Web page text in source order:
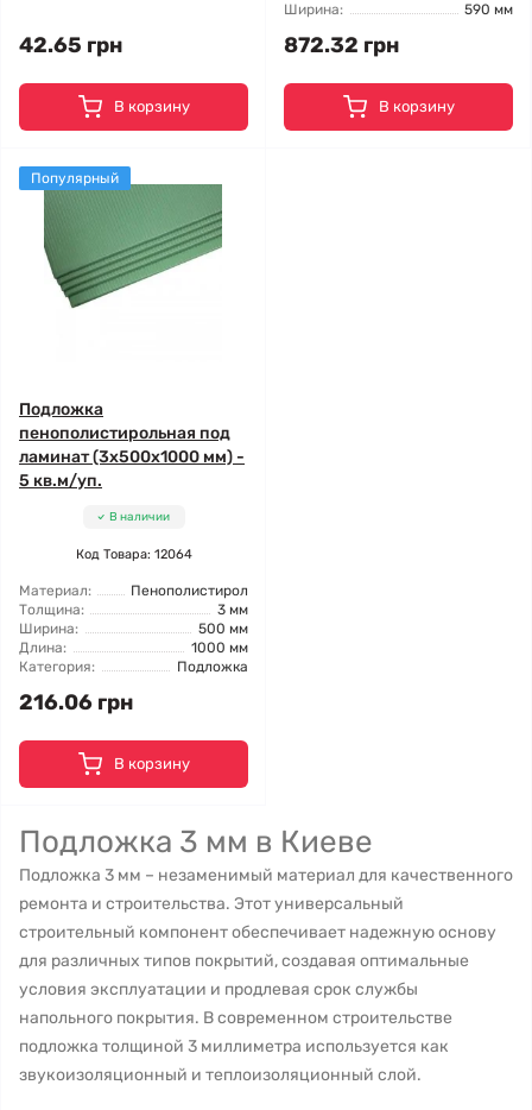
42.65 грн
В корзину
Ширина:
590 мм
872.32 грн
В корзину
Популярный
Подложка
пенополистирольная под
ламинат (3x500x1000 мм) -
5 кв.м/уп.
В наличии
Код Товара: 12064
Материал:
Пенополистирол
Толщина:
3 мм
Ширина:
500 мм
Длина:
1000 мм
Категория:
Подложка
216.06 грн
В корзину
Подложка 3 мм в Киеве
Подложка 3 мм – незаменимый материал для качественного
ремонта и строительства. Этот универсальный
строительный компонент обеспечивает надежную основу
для различных типов покрытий, создавая оптимальные
условия эксплуатации и продлевая срок службы
напольного покрытия. В современном строительстве
подложка толщиной 3 миллиметра используется как
звукоизоляционный и теплоизоляционный слой.